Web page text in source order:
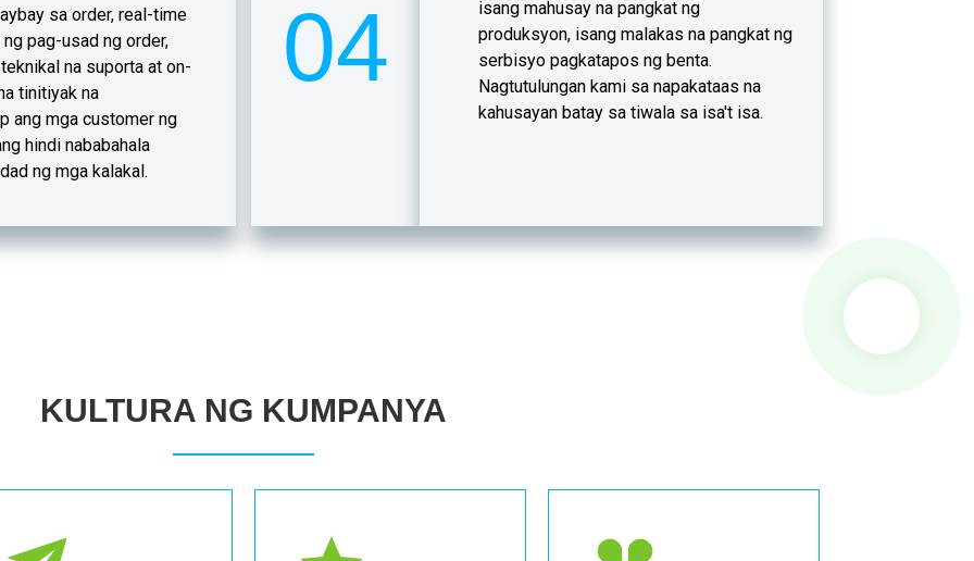
sa order, real-time
pag-usad ng order,
na suporta at on-
tinitiyak na
ang mga customer ng
hindi nababahala
ng mga kalakal.
04
isang mahusay na pangkat ng
produksyon, isang malakas na pangkat ng
serbisyo pagkatapos ng benta.
Nagtutulungan kami sa napakataas na
kahusayan batay sa tiwala sa isa't isa.
KULTURA NG KUMPANYA